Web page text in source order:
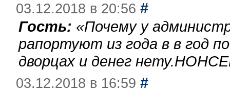
03.12.2018 в 20:56 #
Гость: «Почему у
рапортуют из года в в год
дворцах и денег
03.12.2018 в 16:59 #